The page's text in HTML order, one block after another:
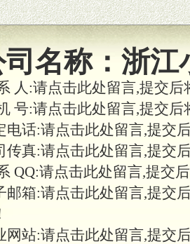
家经营；建立区
媒体
供体验及宣传彩
在各大知名网站
响力。
名称： 浙江
人:请点击此处留言,提交
号:请点击此处留言,提交
电话:请点击此处留言,提交
传真:请点击此处留言,提交
QQ:请点击此处留言,提交
邮箱:请点击此处留言,提交
网站:请点击此处留言,提交